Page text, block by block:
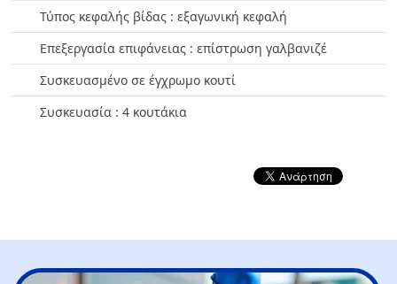
Τύπος κεφαλής βίδας : εξαγωνική κεφαλή
Επεξεργασία επιφάνειας : επίστρωση γαλβανιζέ
Συσκευασμένο σε έγχρωμο κουτί
Συσκευασία : 4 κουτάκια